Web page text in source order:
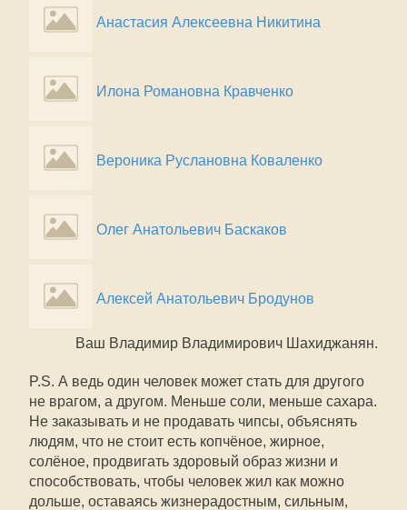
Анастасия Алексеевна Никитина
Илона Романовна Кравченко
Вероника Руслановна Коваленко
Олег Анатольевич Баскаков
Алексей Анатольевич Бродунов
Ваш Владимир Владимирович Шахиджанян.
P.S. А ведь один человек может стать для другого
не врагом, а другом. Меньше соли, меньше сахара.
Не заказывать и не продавать чипсы, объяснять
людям, что не стоит есть копчёное, жирное,
солёное, продвигать здоровый образ жизни и
способствовать, чтобы человек жил как можно
дольше, оставаясь жизнерадостным, сильным,